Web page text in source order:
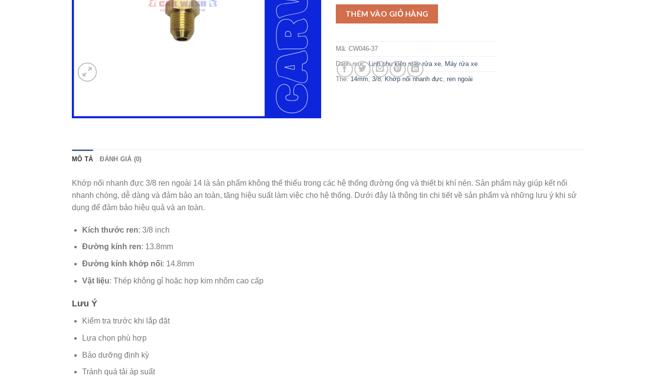
THÊM VÀO GIỎ HÀNG
Mã: CW046-37
Danh mục:Linh phụ kiện máy rửa xe, Máy rửa xe
Thẻ: 14mm, 3/8, Khớp nối nhanh đực, ren ngoài
MÔ TẢ ĐÁNH GIÁ (0)
Khớp nối nhanh đực 3/8 ren ngoài 14 là sản phẩm không thể thiếu trong các hệ thống đường ống và thiết bị khí nén. Sản phẩm này giúp kết nối
nhanh chóng, dễ dàng và đảm bảo an toàn, tăng hiệu suất làm việc cho hệ thống. Dưới đây là thông tin chi tiết về sản phẩm và những lưu ý khi sử
dụng để đảm bảo hiệu quả và an toàn.
Kích thước ren: 3/8 inch
Đường kính ren: 13.8mm
Đường kính khớp nối: 14.8mm
Vật liệu: Thép không gỉ hoặc hợp kim nhôm cao cấp
Lưu Ý
Kiểm tra trước khi lắp đặt
Lựa chọn phù hợp
Bảo dưỡng định kỳ
Tránh quá tải áp suất